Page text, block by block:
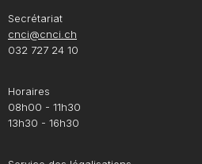
Secrétariat
cnci@cnci.ch
032 727 24 10
Horaires
08h00 - 11h30
13h30 - 16h30